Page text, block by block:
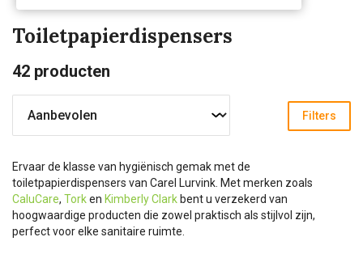
Toiletpapierdispensers
42 producten
Filters
Ervaar de klasse van hygiënisch gemak met de
toiletpapierdispensers van Carel Lurvink. Met merken zoals
CaluCare, Torken Kimberly Clark bent u verzekerd van
hoogwaardige producten die zowel praktisch als stijlvol zijn,
perfect voor elke sanitaire ruimte.